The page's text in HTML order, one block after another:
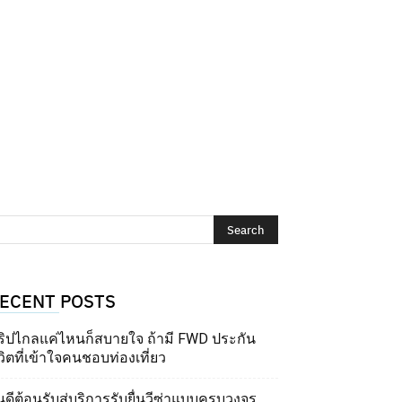
POSTS
ปไกลแค่ไหนก็สบายใจ ถ้ามี FWD ประกัน
ตที่เข้าใจคนชอบท่องเที่ยว